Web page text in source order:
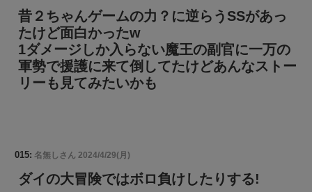
昔２ちゃんゲームの力？に逆らうSSがあっ
たけど面白かったw
1ダメージしか入らない魔王の副官に一万の
軍勢で援護に来て倒してたけどあんなストー
リーも見てみたいかも
015: 名無しさん 2024/4/29(月)
ダイの大冒険ではボロ負けしたりする!